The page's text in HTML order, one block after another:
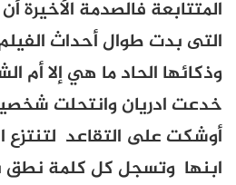
المتتابعة فالصدمة الأخيرة
التى بدت طوال أحداث
وذكائها الحاد ما هي إلا أم
خدعت ادريان وانتحلت
أوشكت على التقاعد لتنتزع
ابنها وتسجل كل كلمة نطق